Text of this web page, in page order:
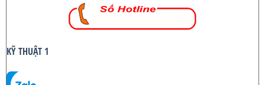
KỸ THUẬT 1